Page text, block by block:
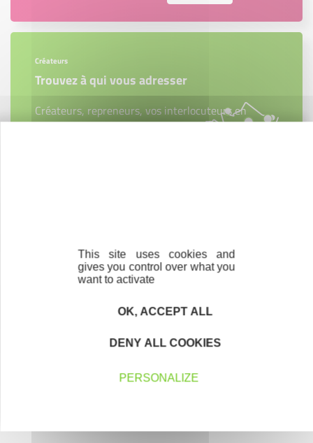
Créateurs
Trouvez à qui vous adresser
Créateurs, repreneurs, vos interlocuteurs en
Nos partenaires
This site uses cookies and
gives you control over what you
want to activate
OK, ACCEPT ALL
DENY ALL COOKIES
PERSONALIZE